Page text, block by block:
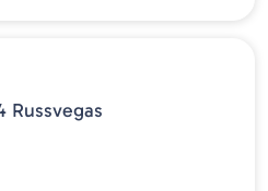
YDG - 344 Russvegas